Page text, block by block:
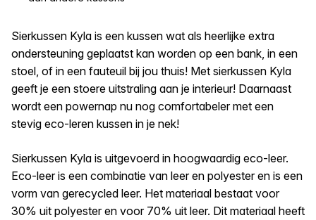
Sierkussen Kyla is een kussen wat als heerlijke extra
ondersteuning geplaatst kan worden op een bank, in een
stoel, of in een fauteuil bij jou thuis! Met sierkussen Kyla
geeft je een stoere uitstraling aan je interieur! Daarnaast
wordt een powernap nu nog comfortabeler met een
stevig eco-leren kussen in je nek!
Sierkussen Kyla is uitgevoerd in hoogwaardig eco-leer.
Eco-leer is een combinatie van leer en polyester en is een
vorm van gerecycled leer. Het materiaal bestaat voor
30% uit polyester en voor 70% uit leer. Dit materiaal heeft